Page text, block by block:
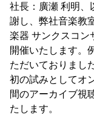
社長：廣瀬 利明、
謝し、弊社音楽教
楽器 サンクスコン
開催いたします。
ただいておりまし
初の試みとしてオ
間のアーカイブ視
たします。